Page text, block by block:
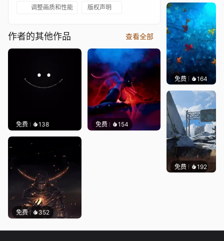
调整画质和性能 版权声明
作者的其他作品 查看全部
免费 138 免费 154
免费 352
免费 164Max
免费 192